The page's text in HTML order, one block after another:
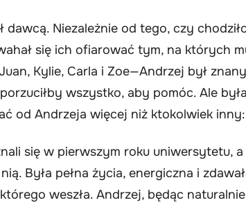
dawcą. Niezależnie od tego, czy
się ich ofiarować tym, na których
Kylie, Carla i Zoe—Andrzej był
wszystko, aby pomóc. Ale
od Andrzeja więcej niż ktokolwiek
się w pierwszym roku uniwersytetu,
Była pełna życia, energiczna i
weszła. Andrzej, będąc